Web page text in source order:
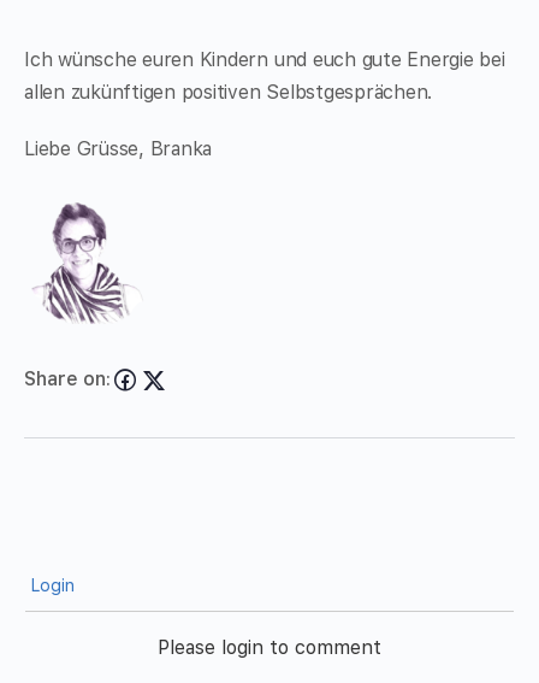
Ich wünsche euren Kindern und euch gute Energie bei
allen zukünftigen positiven Selbstgesprächen.
Liebe Grüsse, Branka
Share on:
Login
Please login to comment